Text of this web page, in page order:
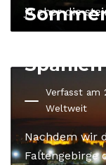
ja eher die
Verfasst am
Weltweit
Nachdem wir
Faltengebirge